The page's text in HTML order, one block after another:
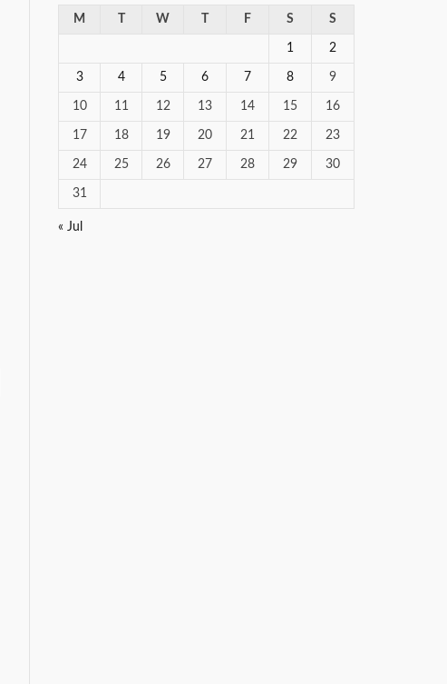
M W F S S
1 2
3 4 5 6 7 8 9
10 11 12 13 14 15 16
17 18 19 20 21 22 23
24 25 26 27 28 29 30
31
« Jul